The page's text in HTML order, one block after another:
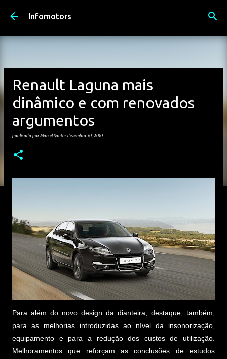
Avançar para o conteúdo principal
Infomotors
Renault Laguna mais
dinâmico e com renovados
argumentos
publicada porMarcel Santos dezembro 30, 2010
Para além do novo design da dianteira, destaque, também,
para as melhorias introduzidas ao nível da insonorização,
equipamento e para a redução dos custos de utilização.
Melhoramentos que reforçam as conclusões de estudos